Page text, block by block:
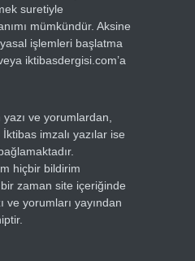
suretiyle
mümkündür. Aksine
işlemleri başlatma
iktibasdergisi.com’a
ve yorumlardan,
imzalı yazılar ise
hiçbir bildirim
zaman site içeriğinde
ve yorumları yayından